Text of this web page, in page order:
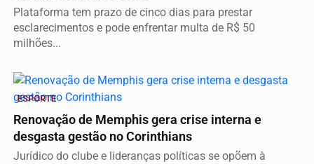
Plataforma tem prazo de cinco dias para prestar
esclarecimentos e pode enfrentar multa de R$ 50
milhões...
ESPORTE
Renovação de Memphis gera crise interna e
desgasta gestão no Corinthians
Jurídico do clube e lideranças políticas se opõem à